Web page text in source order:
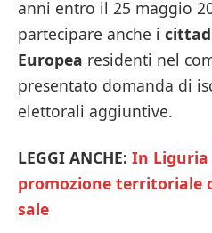
anni entro il 25 maggio
partecipare anche i
Europea residenti nel
presentato domanda di
elettorali aggiuntive.
LEGGI ANCHE: In
promozione territoriale
sale